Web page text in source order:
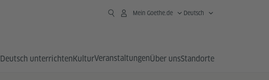
Mein Goethe.de Deutsch
Deutsch unterrichtenKulturVeranstaltungenÜber unsStandorte